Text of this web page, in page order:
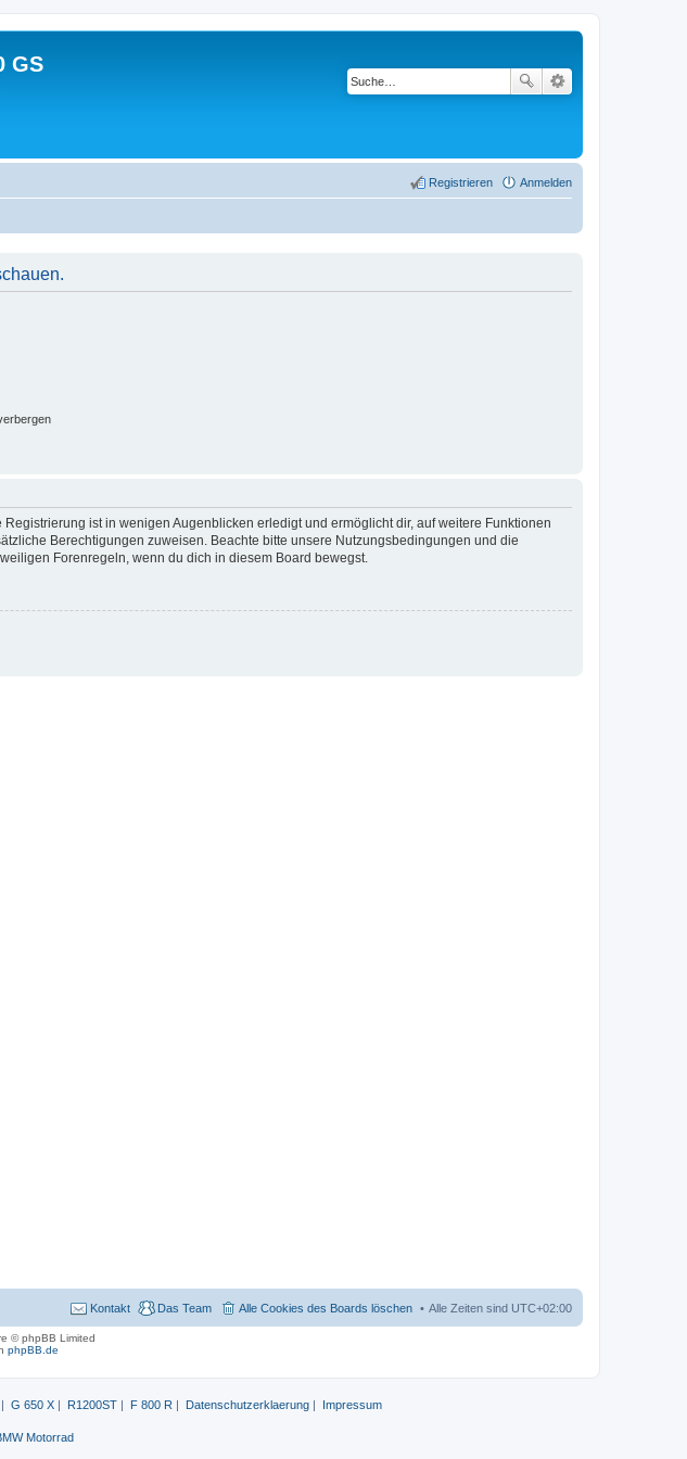
GS
Anmelden
Registrieren
ist in wenigen Augenblicken erledigt und ermöglicht dir, auf weitere Funktionen
Berechtigungen zuweisen. Beachte bitte unsere Nutzungsbedingungen und die
Forenregeln, wenn du dich in diesem Board bewegst.
Alle Zeiten sind UTC+02:00
Alle Cookies des Boards löschen
Das Team
Kontakt
© phpBB Limited
phpBB.de
| G 650 X| R1200ST| F 800 R | Datenschutzerklaerung| Impressum